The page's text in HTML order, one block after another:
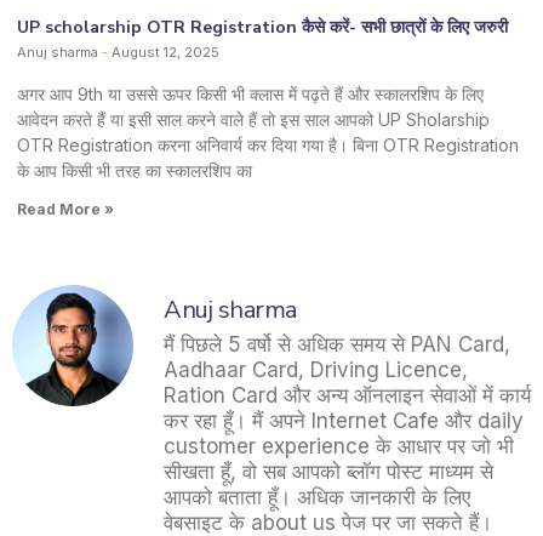
UP scholarship OTR Registration कैसे करें- सभी छात्रों के लिए जरुरी
Anuj sharma August 12, 2025
अगर आप 9th या उससे ऊपर किसी भी क्लास में पढ़ते हैं और स्कालरशिप के लिए
आवेदन करते हैं या इसी साल करने वाले हैं तो इस साल आपको UP Sholarship
OTR Registration करना अनिवार्य कर दिया गया है। बिना OTR Registration
के आप किसी भी तरह का स्कालरशिप का
Read More »
Anuj sharma
मैं पिछले 5 वर्षो से अधिक समय से PAN Card,
Aadhaar Card, Driving Licence,
Ration Card और अन्य ऑनलाइन सेवाओं में कार्य
कर रहा हूँ। मैं अपने Internet Cafe और daily
customer experience के आधार पर जो भी
सीखता हूँ, वो सब आपको ब्लॉग पोस्ट माध्यम से
आपको बताता हूँ। अधिक जानकारी के लिए
वेबसाइट के about us पेज पर जा सकते हैं।